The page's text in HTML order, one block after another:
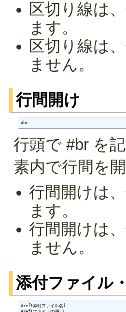
区切り線は
ます。
区切り線は
ません。
行間開け
#br
行頭で #br を
素内で行間を
行間開けは
ます。
行間開けは
ません。
添付ファイル
#ref(添付ファイル名)